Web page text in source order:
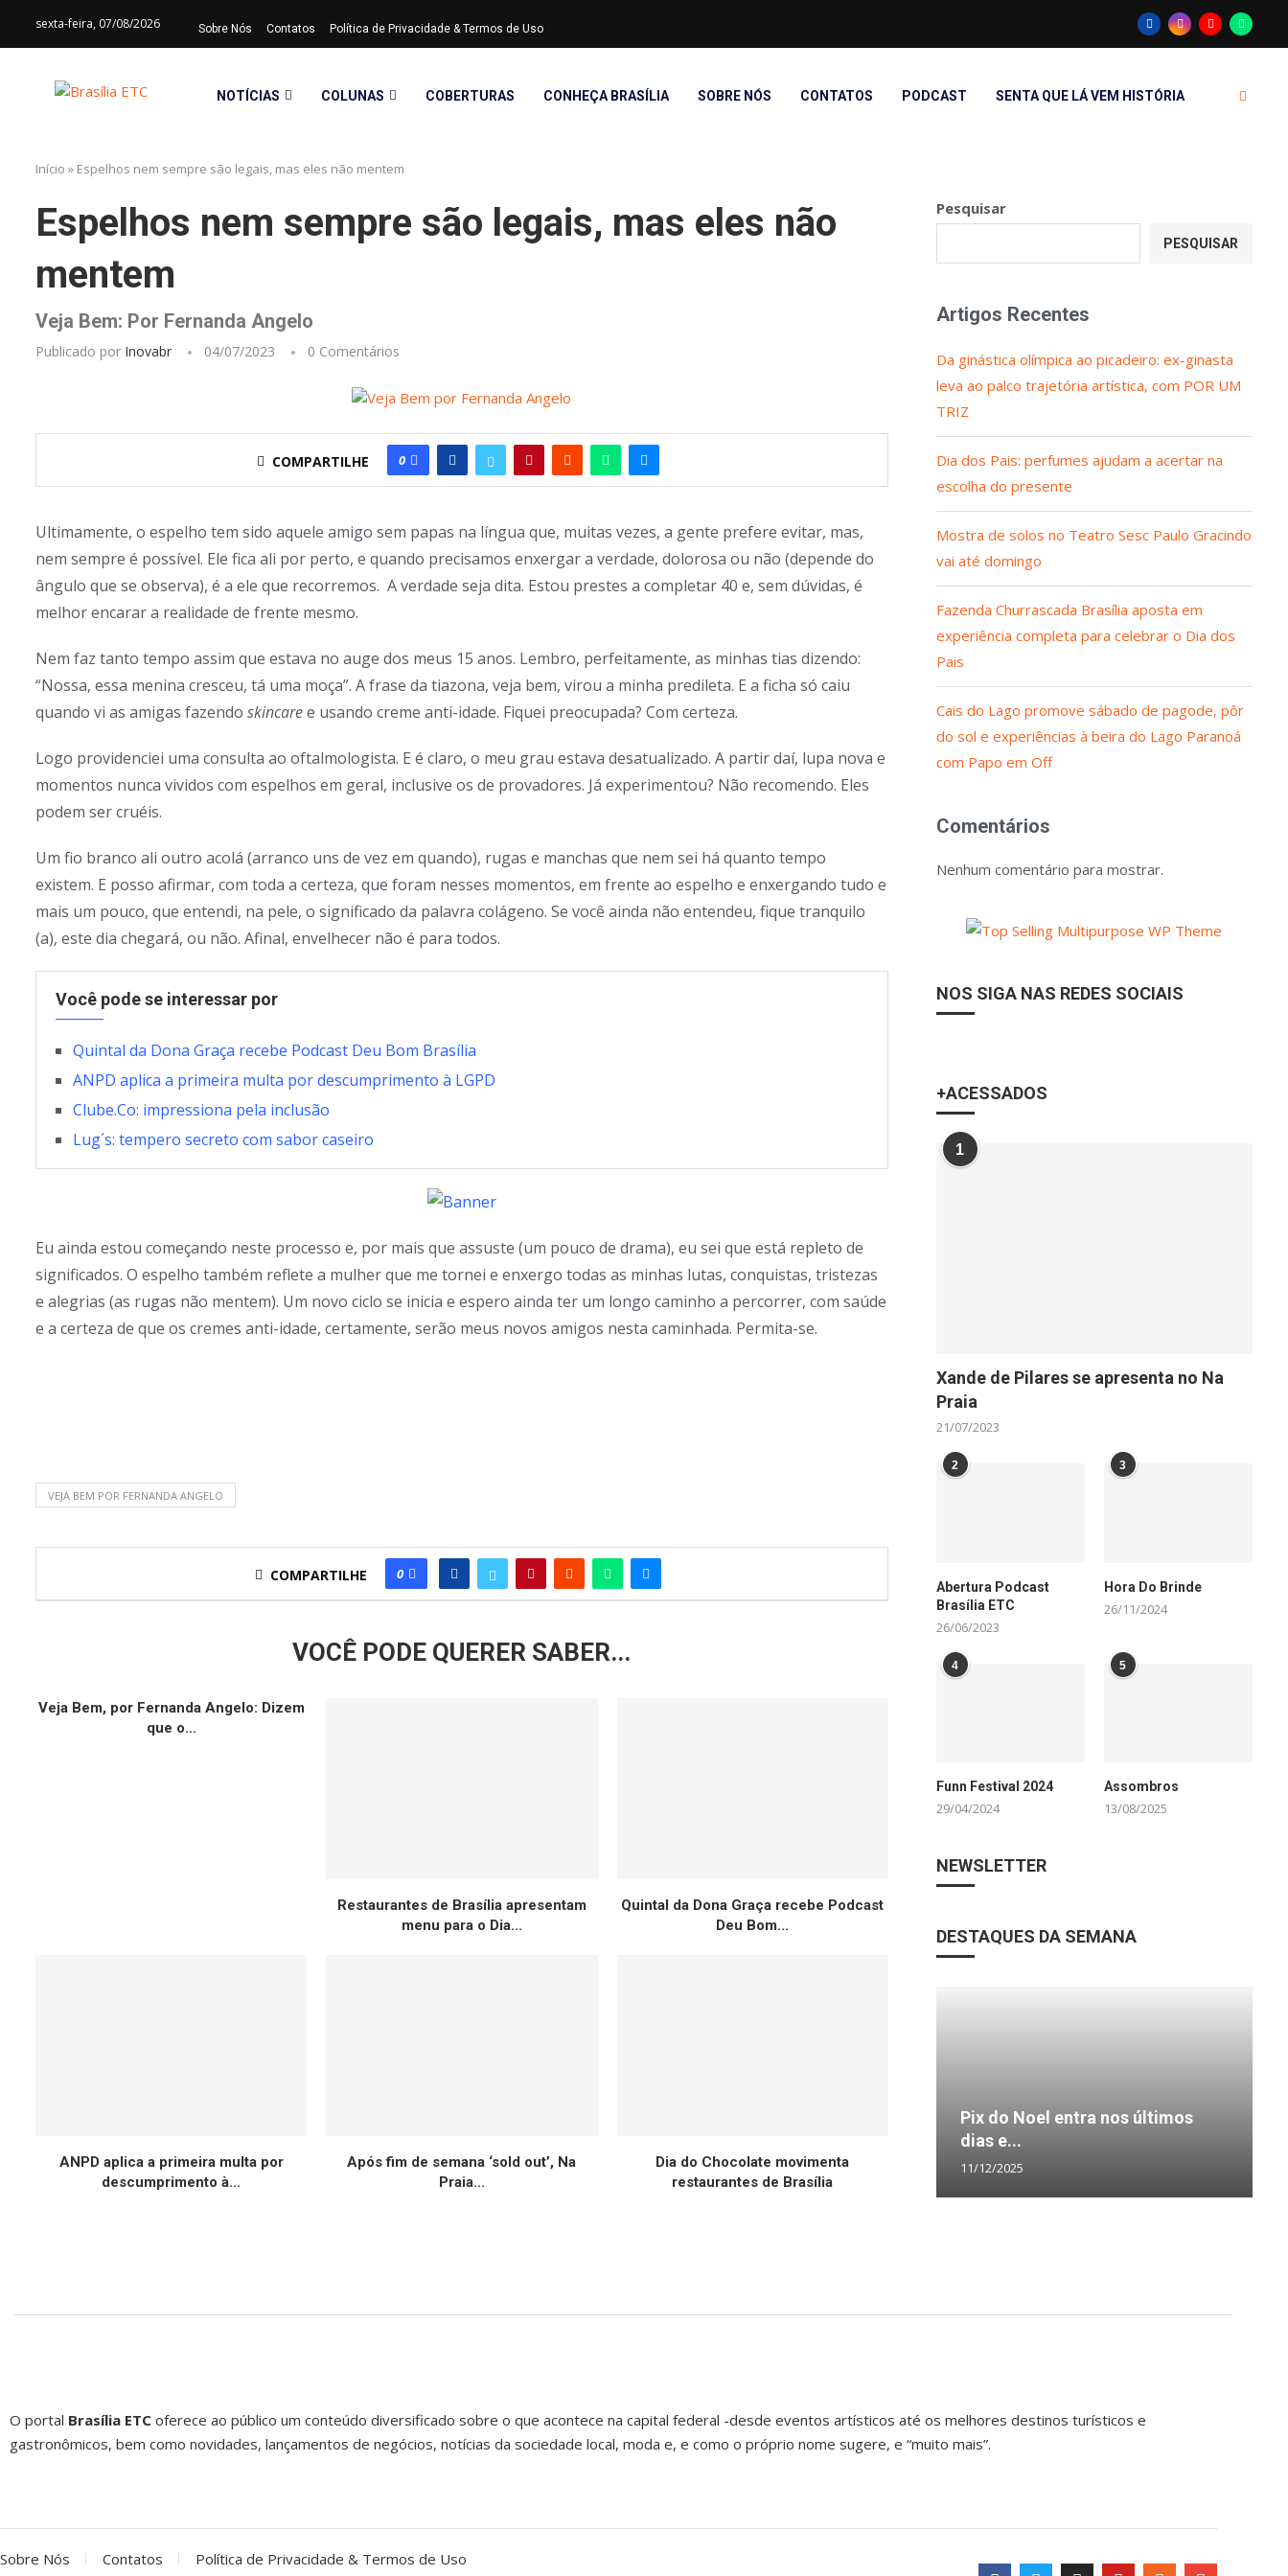
sexta-feira, 07/08/2026 Sobre Nós Contatos Política de Privacidade & Termos de Uso
NOTÍCIAS COLUNAS COBERTURAS CONHEÇA BRASÍLIA SOBRE NÓS CONTATOS PODCAST SENTA QUE LÁ VEM HISTÓRIA
Início » Espelhos nem sempre são legais, mas eles não mentem
Espelhos nem sempre são legais, mas eles não
mentem
Veja Bem: Por Fernanda Angelo
Publicado por Inovabr 04/07/2023 0 Comentários
COMPARTILHE 0
Ultimamente, o espelho tem sido aquele amigo sem papas na língua que, muitas vezes, a gente prefere evitar, mas,
nem sempre é possível. Ele fica ali por perto, e quando precisamos enxergar a verdade, dolorosa ou não (depende do
ângulo que se observa), é a ele que recorremos. A verdade seja dita. Estou prestes a completar 40 e, sem dúvidas, é
melhor encarar a realidade de frente mesmo.
Nem faz tanto tempo assim que estava no auge dos meus 15 anos. Lembro, perfeitamente, as minhas tias dizendo:
“Nossa, essa menina cresceu, tá uma moça”. A frase da tiazona, veja bem, virou a minha predileta. E a ficha só caiu
quando vi as amigas fazendo skincaree usando creme anti-idade. Fiquei preocupada? Com certeza.
Logo providenciei uma consulta ao oftalmologista. E é claro, o meu grau estava desatualizado. A partir daí, lupa nova e
momentos nunca vividos com espelhos em geral, inclusive os de provadores. Já experimentou? Não recomendo. Eles
podem ser cruéis.
Um fio branco ali outro acolá (arranco uns de vez em quando), rugas e manchas que nem sei há quanto tempo
existem. E posso afirmar, com toda a certeza, que foram nesses momentos, em frente ao espelho e enxergando tudo e
mais um pouco, que entendi, na pele, o significado da palavra colágeno. Se você ainda não entendeu, fique tranquilo
(a), este dia chegará, ou não. Afinal, envelhecer não é para todos.
Você pode se interessar por
Quintal da Dona Graça recebe Podcast Deu Bom Brasília
ANPD aplica a primeira multa por descumprimento à LGPD
Clube.Co: impressiona pela inclusão
Lug´s: tempero secreto com sabor caseiro
Eu ainda estou começando neste processo e, por mais que assuste (um pouco de drama), eu sei que está repleto de
significados. O espelho também reflete a mulher que me tornei e enxergo todas as minhas lutas, conquistas, tristezas
e alegrias (as rugas não mentem). Um novo ciclo se inicia e espero ainda ter um longo caminho a percorrer, com saúde
e a certeza de que os cremes anti-idade, certamente, serão meus novos amigos nesta caminhada. Permita-se.
VEJA BEM POR FERNANDA ANGELO
COMPARTILHE 0
VOCÊ PODE QUERER SABER...
Veja Bem, por Fernanda Angelo: Dizem
que o...
Restaurantes de Brasília apresentam
menu para o Dia...
Quintal da Dona Graça recebe Podcast
Deu Bom...
ANPD aplica a primeira multa por
descumprimento à...
Após fim de semana ‘sold out’, Na
Praia...
Dia do Chocolate movimenta
restaurantes de Brasília
Pesquisar
PESQUISAR
Artigos Recentes
Da ginástica olímpica ao picadeiro: ex-ginasta
leva ao palco trajetória artística, com POR UM
TRIZ
Dia dos Pais: perfumes ajudam a acertar na
escolha do presente
Mostra de solos no Teatro Sesc Paulo Gracindo
vai até domingo
Fazenda Churrascada Brasília aposta em
experiência completa para celebrar o Dia dos
Pais
Cais do Lago promove sábado de pagode, pôr
do sol e experiências à beira do Lago Paranoá
com Papo em Off
Comentários
Nenhum comentário para mostrar.
NOS SIGA NAS REDES SOCIAIS
+ACESSADOS
1
Xande de Pilares se apresenta no Na
Praia
21/07/2023
2
Abertura Podcast
Brasília ETC
26/06/2023
3
Hora Do Brinde
26/11/2024
4
Funn Festival 2024
29/04/2024
5
Assombros
13/08/2025
NEWSLETTER
DESTAQUES DA SEMANA
Pix do Noel entra nos últimos
dias e...
11/12/2025
O portal Brasília ETC oferece ao público um conteúdo diversificado sobre o que acontece na capital federal -desde eventos artísticos até os melhores destinos turísticos e
gastronômicos, bem como novidades, lançamentos de negócios, notícias da sociedade local, moda e, e como o próprio nome sugere, e “muito mais”.
Sobre Nós Contatos Política de Privacidade & Termos de Uso